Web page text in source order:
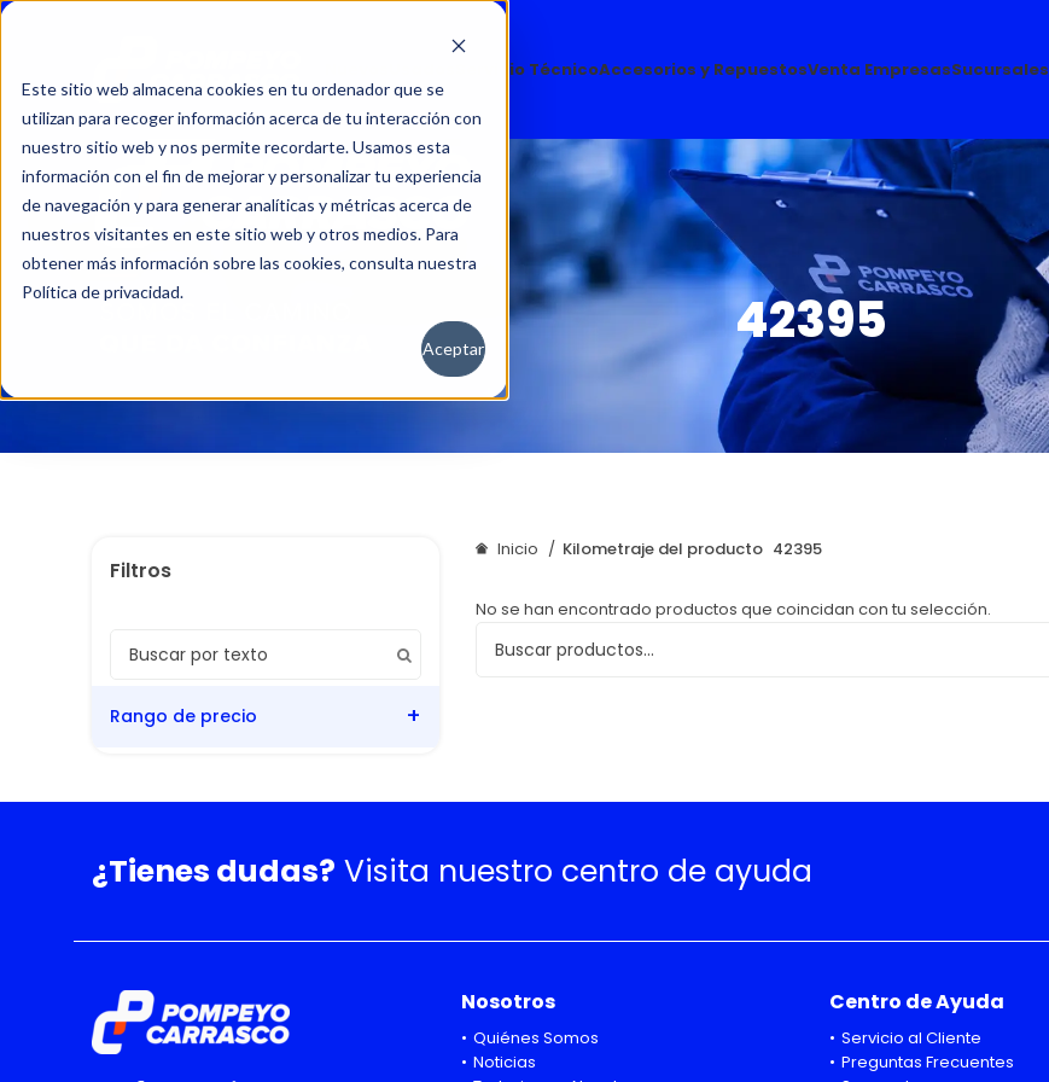
Este sitio web almacena cookies en tu ordenador que se
utilizan para recoger información acerca de tu interacción con
nuestro sitio web y nos permite recordarte. Usamos esta
información con el fin de mejorar y personalizar tu experiencia
de navegación y para generar analíticas y métricas acerca de
nuestros visitantes en este sitio web y otros medios. Para
obtener más información sobre las cookies, consulta nuestra
Política de privacidad.
Aceptar
Servicio TécnicoAccesorios y RepuestosVenta EmpresasSucursales
42395
Rango de precio
Inicio Kilometraje del producto 42395
No se han encontrado productos que coincidan con tu selección.
¿Tienes dudas? Visita nuestro centro de ayuda
Nosotros
Quiénes Somos
Noticias
Centro de Ayuda
Servicio al Cliente
Preguntas Frecuentes